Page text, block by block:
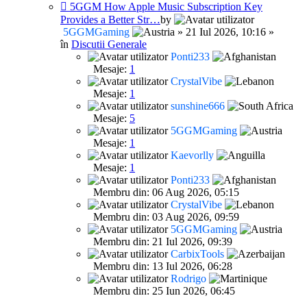
5GGM How Apple Music Subscription Key
Provides a Better Str…by
5GGMGaming
» 21 Iul 2026, 10:16 »
în Discutii Generale
Ponti233
Mesaje: 1
CrystalVibe
Mesaje: 1
sunshine666
Mesaje: 5
5GGMGaming
Mesaje: 1
Kaevorlly
Mesaje: 1
Ponti233
Membru din: 06 Aug 2026, 05:15
CrystalVibe
Membru din: 03 Aug 2026, 09:59
5GGMGaming
Membru din: 21 Iul 2026, 09:39
CarbixTools
Membru din: 13 Iul 2026, 06:28
Rodrigo
Membru din: 25 Iun 2026, 06:45